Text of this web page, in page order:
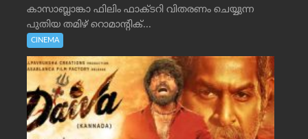
കാസാബ്ലാങ്കാ ഫിലിം ഫാക്ടറി വിതരണം ചെയ്യുന്ന
പുതിയ തമിഴ് റൊമാന്റിക്...
CINEMA